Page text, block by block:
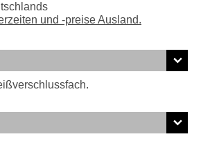
und -preise Ausland.